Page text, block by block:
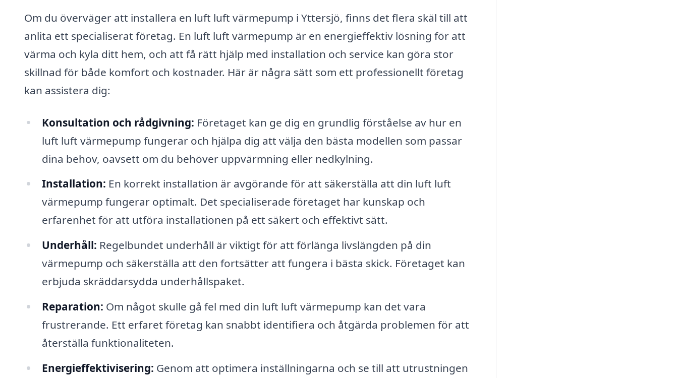
Om du överväger att installera en luft luft värmepump i Yttersjö, finns det flera skäl till att
anlita ett specialiserat företag. En luft luft värmepump är en energieffektiv lösning för att
värma och kyla ditt hem, och att få rätt hjälp med installation och service kan göra stor
skillnad för både komfort och kostnader. Här är några sätt som ett professionellt företag
kan assistera dig:
Konsultation och rådgivning: Företaget kan ge dig en grundlig förståelse av hur en
luft luft värmepump fungerar och hjälpa dig att välja den bästa modellen som passar
dina behov, oavsett om du behöver uppvärmning eller nedkylning.
Installation: En korrekt installation är avgörande för att säkerställa att din luft luft
värmepump fungerar optimalt. Det specialiserade företaget har kunskap och
erfarenhet för att utföra installationen på ett säkert och effektivt sätt.
Underhåll: Regelbundet underhåll är viktigt för att förlänga livslängden på din
värmepump och säkerställa att den fortsätter att fungera i bästa skick. Företaget kan
erbjuda skräddarsydda underhållspaket.
Reparation: Om något skulle gå fel med din luft luft värmepump kan det vara
frustrerande. Ett erfaret företag kan snabbt identifiera och åtgärda problemen för att
återställa funktionaliteten.
Energieffektivisering: Genom att optimera inställningarna och se till att utrustningen